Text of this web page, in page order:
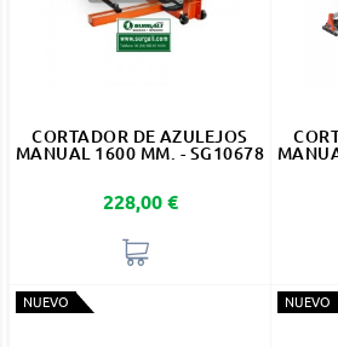
CORTADOR DE AZULEJOS
MANUAL 1600 MM. - SG10678
Precio
228,00 €
NUEVO NUEVO